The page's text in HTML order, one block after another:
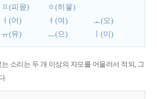
ㅍ(피읖)
ㅎ(히읗)
ㅓ(어) ㅕ(여)
ㅗ(오)
ㅠ(유) ㅡ(으) ㅣ(이)
소리는 두 개 이상의 자모를 어울러서 적되, 그
.